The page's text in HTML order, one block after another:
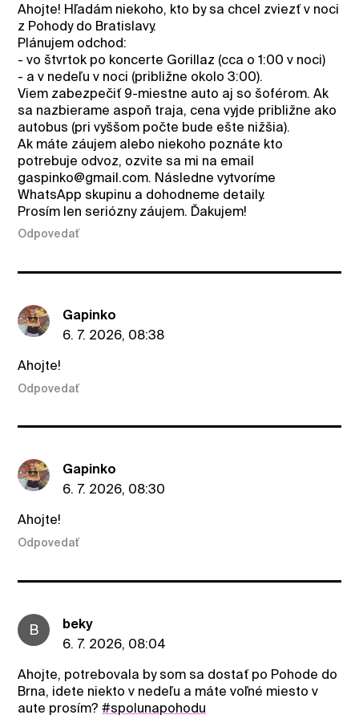
Ahojte! Hľadám niekoho, kto by sa chcel zviezť v noci
z Pohody do Bratislavy.
Plánujem odchod:
- vo štvrtok po koncerte Gorillaz (cca o 1:00 v noci)
- a v nedeľu v noci (približne okolo 3:00).
Viem zabezpečiť 9-miestne auto aj so šoférom. Ak
sa nazbierame aspoň traja, cena vyjde približne ako
autobus (pri vyššom počte bude ešte nižšia).
Ak máte záujem alebo niekoho poznáte kto
potrebuje odvoz, ozvite sa mi na email
gaspinko@gmail.com. Následne vytvoríme
WhatsApp skupinu a dohodneme detaily.
Prosím len seriózny záujem. Ďakujem!
Odpovedať
Gapinko
6. 7. 2026, 08:38
Ahojte!
Odpovedať
Gapinko
6. 7. 2026, 08:30
Ahojte!
Odpovedať
B
beky
6. 7. 2026, 08:04
Ahojte, potrebovala by som sa dostať po Pohode do
Brna, idete niekto v nedeľu a máte voľné miesto v
aute prosím?#spolunapohodu